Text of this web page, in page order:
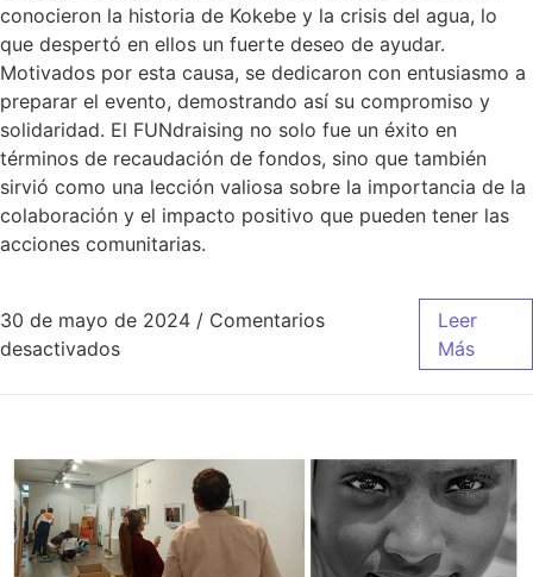
conocieron la historia de Kokebe y la crisis del agua, lo
que despertó en ellos un fuerte deseo de ayudar.
Motivados por esta causa, se dedicaron con entusiasmo a
preparar el evento, demostrando así su compromiso y
solidaridad. El FUNdraising no solo fue un éxito en
términos de recaudación de fondos, sino que también
sirvió como una lección valiosa sobre la importancia de la
colaboración y el impacto positivo que pueden tener las
acciones comunitarias.
30 de mayo de 2024 / Comentarios
desactivados
Leer
Más